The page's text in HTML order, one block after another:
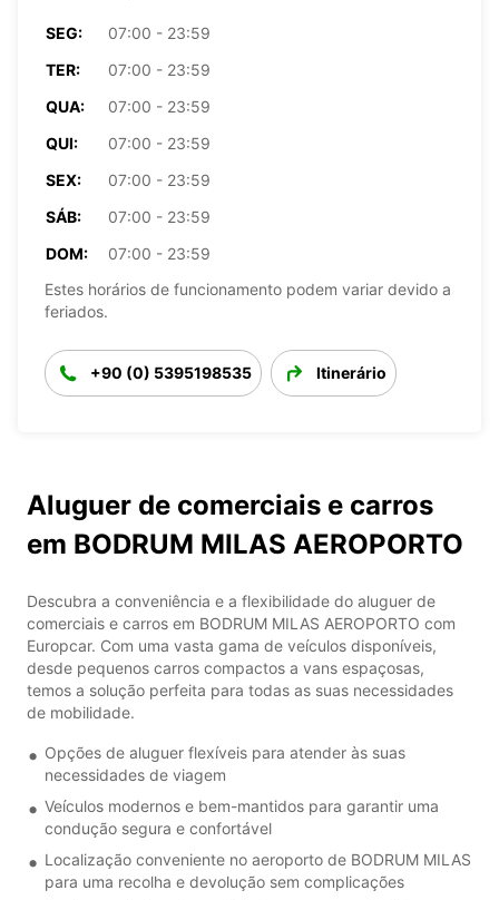
SEG:
07:00 - 23:59
TER:
07:00 - 23:59
QUA:
07:00 - 23:59
QUI:
07:00 - 23:59
SEX:
07:00 - 23:59
SÁB:
07:00 - 23:59
DOM:
07:00 - 23:59
Estes horários de funcionamento podem variar devido a
feriados.
+90 (0) 5395198535 Itinerário
Aluguer de comerciais e carros
em BODRUM MILAS AEROPORTO
Descubra a conveniência e a flexibilidade do aluguer de
comerciais e carros em BODRUM MILAS AEROPORTO com
Europcar. Com uma vasta gama de veículos disponíveis,
desde pequenos carros compactos a vans espaçosas,
temos a solução perfeita para todas as suas necessidades
de mobilidade.
Opções de aluguer flexíveis para atender às suas
necessidades de viagem
Veículos modernos e bem-mantidos para garantir uma
condução segura e confortável
Localização conveniente no aeroporto de BODRUM MILAS
para uma recolha e devolução sem complicações